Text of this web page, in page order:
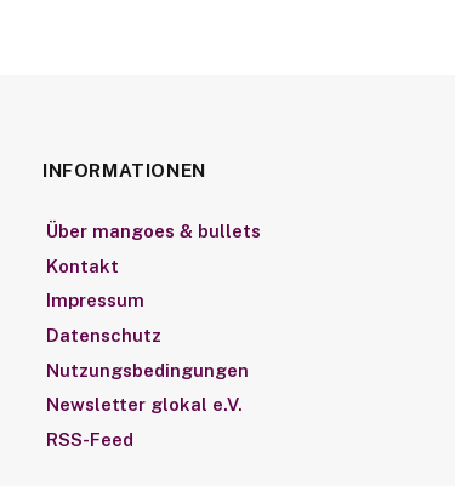
INFORMATIONEN
Über mangoes & bullets
Kontakt
Impressum
Datenschutz
Nutzungsbedingungen
Newsletter glokal e.V.
RSS-Feed